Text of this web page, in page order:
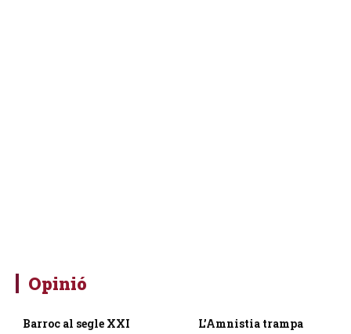
Opinió
Barroc al segle XXI L’Amnistia trampa